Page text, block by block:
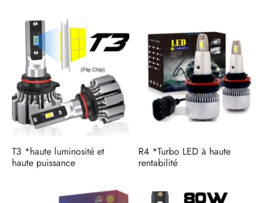
T3 *haute luminosité et
haute puissance
R4 *Turbo LED à haute
rentabilité